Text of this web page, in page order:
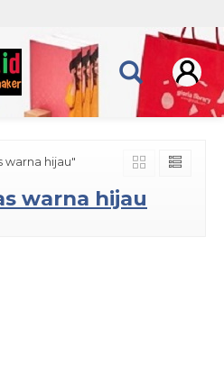
warna hijau"
warna hijau